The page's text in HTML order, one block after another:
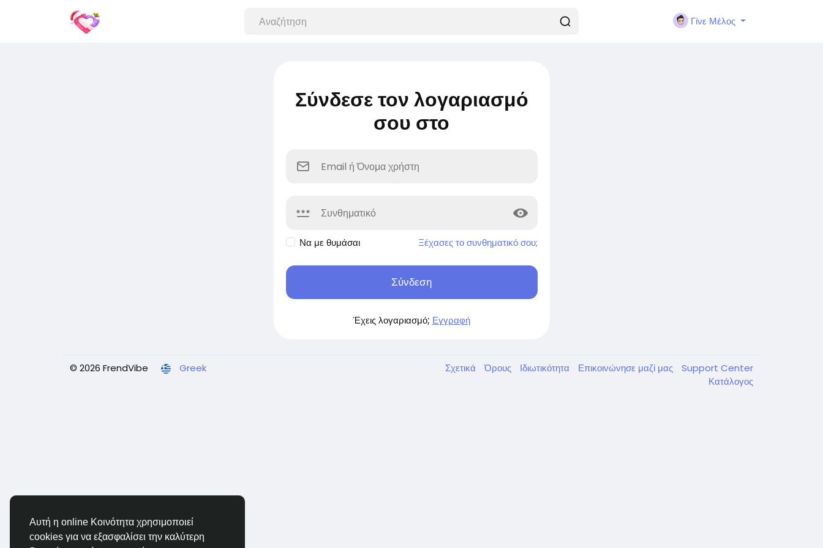
Αυτή η online Κοινότητα χρησιμοποιεί
cookies για να εξασφαλίσει την καλύτερη
Γίνε Μέλος
Σύνδεσε τον λογαριασμό
σου στο
Να με θυμάσαι Ξέχασες το συνθηματικό σου;
Σύνδεση
Έχεις λογαριασμό; Εγγραφή
© 2026 FrendVibe Greek Σχετικά Όρους Ιδιωτικότητα Επικοινώνησε μαζί μας
Support Center
Κατάλογος